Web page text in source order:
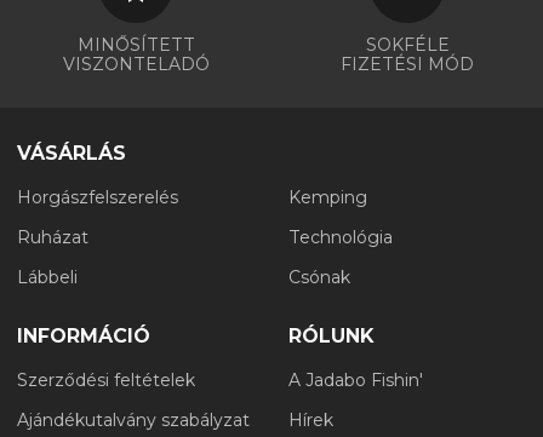
MINŐSÍTETT
VISZONTELADÓ
SOKFÉLE
FIZETÉSI MÓD
VÁSÁRLÁS
Horgászfelszerelés
Ruházat
Lábbeli
Kemping
Technológia
Csónak
INFORMÁCIÓ
Szerződési feltételek
Ajándékutalvány szabályzat
RÓLUNK
A Jadabo Fishin'
Hírek